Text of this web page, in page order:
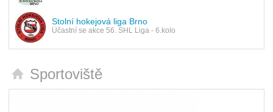
Stolní hokejová liga Brno
Účastní se akce 56. SHL Liga - 6.kolo
Sportoviště